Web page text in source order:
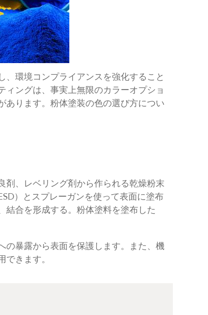
環境コンプライアンスを強化すること
ングは、事実上無限のカラーオプショ
あります。粉体塗装の色の選び方につい
剤、レベリング剤から作られる乾燥粉末
）とスプレーガンを使って表面に塗布
結合を形成する。粉体塗料を塗布した
の暴露から表面を保護します。また、機
きます。